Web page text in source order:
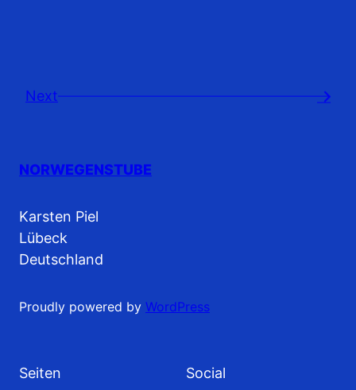
Next →
NORWEGENSTUBE
Karsten Piel
Lübeck
Deutschland
Proudly powered by WordPress
Seiten Social